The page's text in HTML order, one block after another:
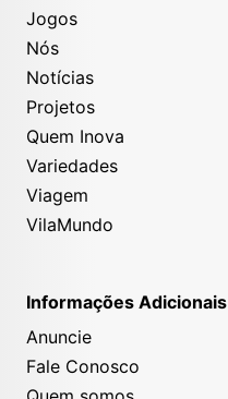
Jogos
Nós
Notícias
Projetos
Quem Inova
Variedades
Viagem
VilaMundo
Informações Adicionais
Anuncie
Fale Conosco